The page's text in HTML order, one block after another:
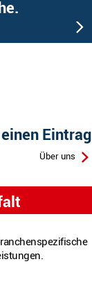
Eintrag
Über uns